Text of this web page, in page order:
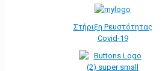
Στήριξη Ρευστότητας
Covid-19